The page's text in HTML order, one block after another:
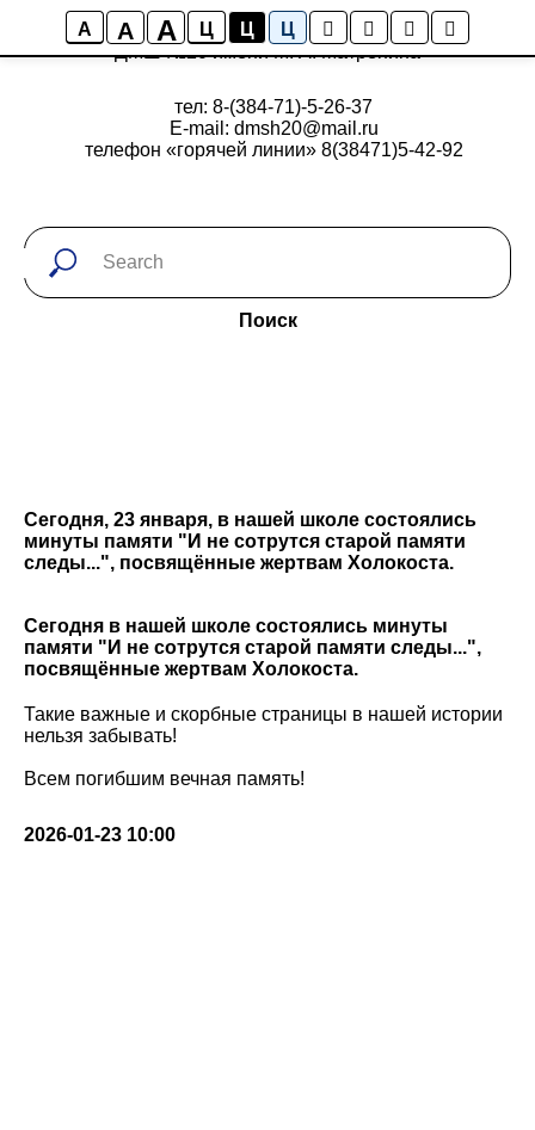
A A A Ц Ц
Ц
ДМШ №20 имени М. А. Матренина
тел: 8-(384-71)-5-26-37
E-mail: dmsh20@mail.ru
телефон «горячей линии» 8(38471)5-42-92
Поиск
Сегодня, 23 января, в нашей школе состоялись
минуты памяти "И не сотрутся старой памяти
следы...", посвящённые жертвам Холокоста.
Сегодня в нашей школе состоялись минуты
памяти "И не сотрутся старой памяти следы...",
посвящённые жертвам Холокоста.
Такие важные и скорбные страницы в нашей истории
нельзя забывать!
Всем погибшим вечная память!
2026-01-23 10:00